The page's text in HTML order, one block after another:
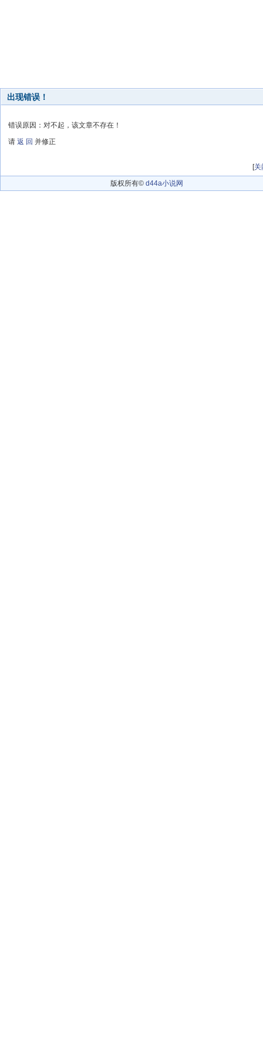
出现错误！
错误原因：对不起，该文章不存在！
请 返 回 并修正
[关
版权所有© d44a小说网